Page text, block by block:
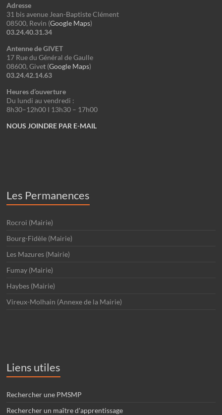
Adresse
31 bis avenue Jean-Baptiste Clément
08500, Revin (Google Maps)
03.24.40.31.34
Antenne de GIVET
17 Rue du Général de Gaulle
08600, Givet (Google Maps)
03.24.42.14.63
Heures d’ouverture
Du lundi au vendredi :
8h30–12h00 I 13h30 – 17h00
NOUS JOINDRE PAR E-MAIL
Les Permanences
Rocroi (Mairie)
Bourg-Fidèle (Mairie)
Les Mazures (Mairie)
Fumay (Mairie)
Haybes (Mairie)
Vireux-Molhain (Annexe de la Mairie)
Liens utiles
Rechercher une PMSMP
Rechercher un maître d'apprentissage